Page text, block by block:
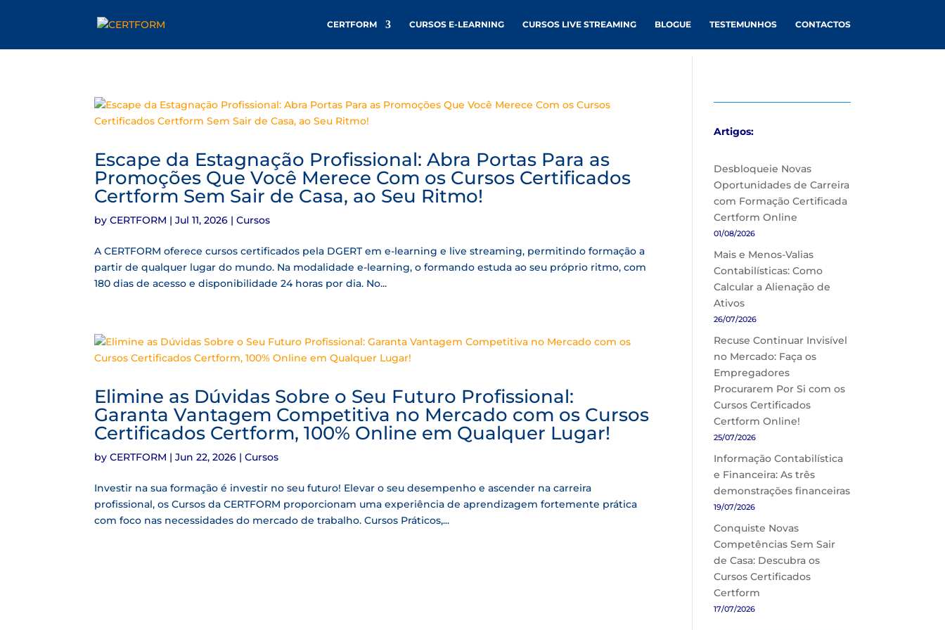
CERTFORM CURSOS E-LEARNING CURSOS LIVE STREAMING BLOGUE TESTEMUNHOS CONTACTOS
Escape da Estagnação Profissional: Abra Portas Para as
Promoções Que Você Merece Com os Cursos Certificados
Certform Sem Sair de Casa, ao Seu Ritmo!
byCERTFORM |Jul 11, 2026 |Cursos
A CERTFORM oferece cursos certificados pela DGERT em e-learning e live streaming, permitindo formação a
partir de qualquer lugar do mundo. Na modalidade e-learning, o formando estuda ao seu próprio ritmo, com
180 dias de acesso e disponibilidade 24 horas por dia. No...
Elimine as Dúvidas Sobre o Seu Futuro Profissional:
Garanta Vantagem Competitiva no Mercado com os Cursos
Certificados Certform, 100% Online em Qualquer Lugar!
byCERTFORM |Jun 22, 2026 |Cursos
Investir na sua formação é investir no seu futuro! Elevar o seu desempenho e ascender na carreira
profissional, os Cursos da CERTFORM proporcionam uma experiência de aprendizagem fortemente prática
com foco nas necessidades do mercado de trabalho. Cursos Práticos,...
Artigos:
Desbloqueie Novas
Oportunidades de Carreira
com Formação Certificada
Certform Online
01/08/2026
Mais e Menos-Valias
Contabilísticas: Como
Calcular a Alienação de
Ativos
26/07/2026
Recuse Continuar Invisível
no Mercado: Faça os
Empregadores
Procurarem Por Si com os
Cursos Certificados
Certform Online!
25/07/2026
Informação Contabilística
e Financeira: As três
demonstrações financeiras
19/07/2026
Conquiste Novas
Competências Sem Sair
de Casa: Descubra os
Cursos Certificados
Certform
17/07/2026